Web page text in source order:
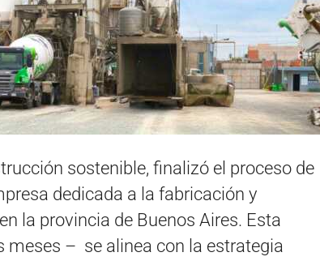
sostenible, finalizó el proceso de
dedicada a la fabricación y
la provincia de Buenos Aires. Esta
meses – se alinea con la estrategia